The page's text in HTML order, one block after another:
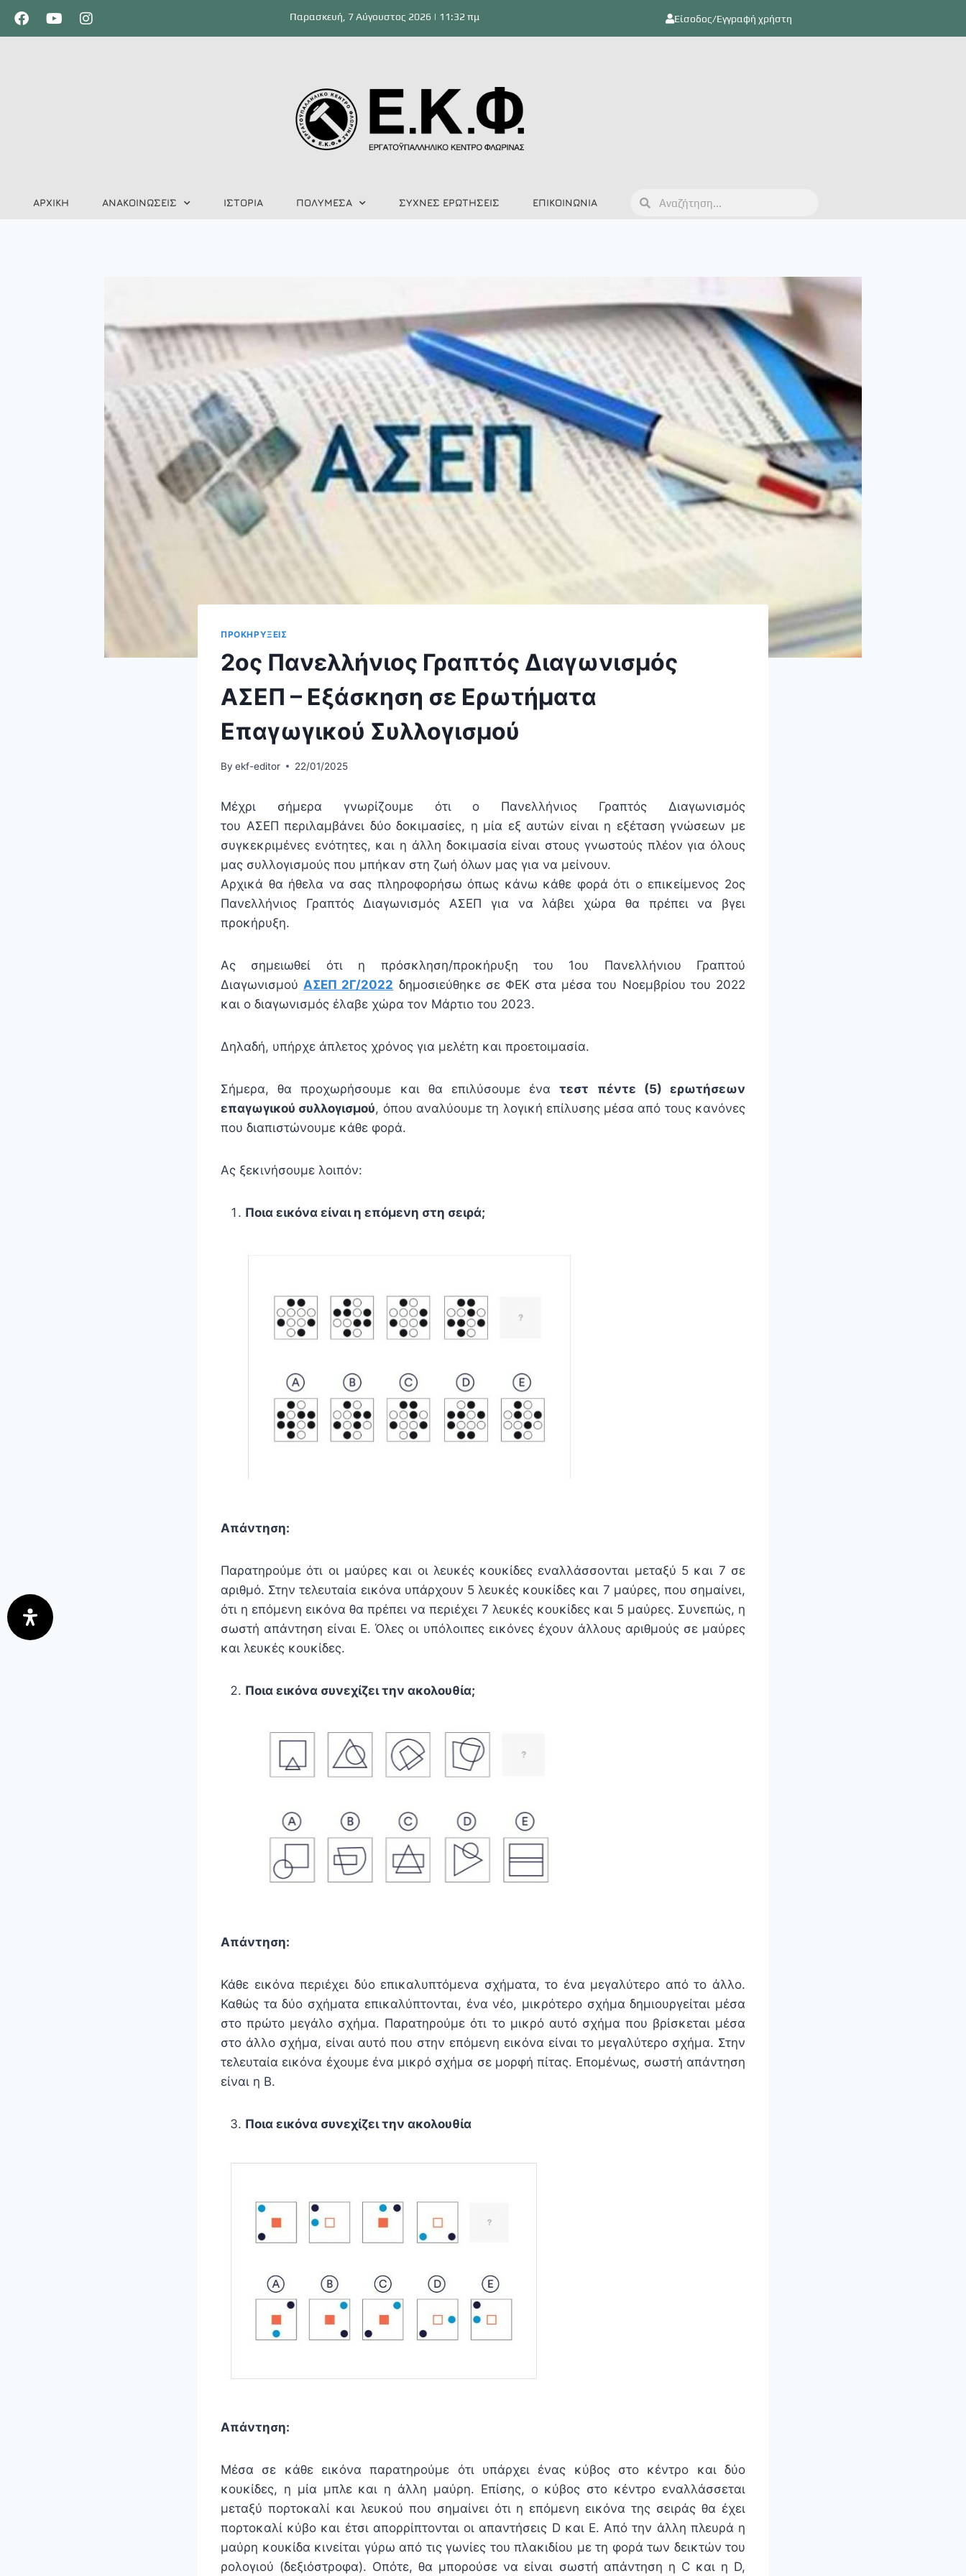
Παρασκευή, 7 Αύγουστος 2026 | 11:32 πμ Είσοδος/Εγγραφή χρήστη
ΑΡΧΙΚΗ ΑΝΑΚΟΙΝΩΣΕΙΣ ΙΣΤΟΡΙΑ ΠΟΛΥΜΕΣΑ ΣΥΧΝΕΣ ΕΡΩΤΗΣΕΙΣ ΕΠΙΚΟΙΝΩΝΙΑ
ΠΡΟΚΗΡΥΞΕΙΣ
2ος Πανελλήνιος Γραπτός Διαγωνισμός
ΑΣΕΠ – Εξάσκηση σε Ερωτήματα
Επαγωγικού Συλλογισμού
By ekf-editor 22/01/2025
Μέχρι σήμερα γνωρίζουμε ότι ο Πανελλήνιος Γραπτός Διαγωνισμός
του ΑΣΕΠ περιλαμβάνει δύο δοκιμασίες, η μία εξ αυτών είναι η εξέταση γνώσεων με
συγκεκριμένες ενότητες, και η άλλη δοκιμασία είναι στους γνωστούς πλέον για όλους
μας συλλογισμούς που μπήκαν στη ζωή όλων μας για να μείνουν.
Αρχικά θα ήθελα να σας πληροφορήσω όπως κάνω κάθε φορά ότι ο επικείμενος 2ος
Πανελλήνιος Γραπτός Διαγωνισμός ΑΣΕΠ για να λάβει χώρα θα πρέπει να βγει
προκήρυξη.
Ας σημειωθεί ότι η πρόσκληση/προκήρυξη του 1ου Πανελλήνιου Γραπτού
Διαγωνισμού ΑΣΕΠ 2Γ/2022 δημοσιεύθηκε σε ΦΕΚ στα μέσα του Νοεμβρίου του 2022
και ο διαγωνισμός έλαβε χώρα τον Μάρτιο του 2023.
Δηλαδή, υπήρχε άπλετος χρόνος για μελέτη και προετοιμασία.
Σήμερα, θα προχωρήσουμε και θα επιλύσουμε ένατεστ πέντε (5) ερωτήσεων
επαγωγικού συλλογισμού, όπου αναλύουμε τη λογική επίλυσης μέσα από τους κανόνες
που διαπιστώνουμε κάθε φορά.
Ας ξεκινήσουμε λοιπόν:
Ποια εικόνα είναι η επόμενη στη σειρά;
Απάντηση:
Παρατηρούμε ότι οι μαύρες και οι λευκές κουκίδες εναλλάσσονται μεταξύ 5 και 7 σε
αριθμό. Στην τελευταία εικόνα υπάρχουν 5 λευκές κουκίδες και 7 μαύρες, που σημαίνει,
ότι η επόμενη εικόνα θα πρέπει να περιέχει 7 λευκές κουκίδες και 5 μαύρες. Συνεπώς, η
σωστή απάντηση είναι Ε. Όλες οι υπόλοιπες εικόνες έχουν άλλους αριθμούς σε μαύρες
και λευκές κουκίδες.
Ποια εικόνα συνεχίζει την ακολουθία;
Απάντηση:
Κάθε εικόνα περιέχει δύο επικαλυπτόμενα σχήματα, το ένα μεγαλύτερο από το άλλο.
Καθώς τα δύο σχήματα επικαλύπτονται, ένα νέο, μικρότερο σχήμα δημιουργείται μέσα
στο πρώτο μεγάλο σχήμα. Παρατηρούμε ότι το μικρό αυτό σχήμα που βρίσκεται μέσα
στο άλλο σχήμα, είναι αυτό που στην επόμενη εικόνα είναι το μεγαλύτερο σχήμα. Στην
τελευταία εικόνα έχουμε ένα μικρό σχήμα σε μορφή πίτας. Επομένως, σωστή απάντηση
είναι η Β.
Ποια εικόνα συνεχίζει την ακολουθία
Απάντηση:
Μέσα σε κάθε εικόνα παρατηρούμε ότι υπάρχει ένας κύβος στο κέντρο και δύο
κουκίδες, η μία μπλε και η άλλη μαύρη. Επίσης, ο κύβος στο κέντρο εναλλάσσεται
μεταξύ πορτοκαλί και λευκού που σημαίνει ότι η επόμενη εικόνα της σειράς θα έχει
πορτοκαλί κύβο και έτσι απορρίπτονται οι απαντήσεις D και E. Από την άλλη πλευρά η
μαύρη κουκίδα κινείται γύρω από τις γωνίες του πλακιδίου με τη φορά των δεικτών του
ρολογιού (δεξιόστροφα). Οπότε, θα μπορούσε να είναι σωστή απάντηση η C και η D,